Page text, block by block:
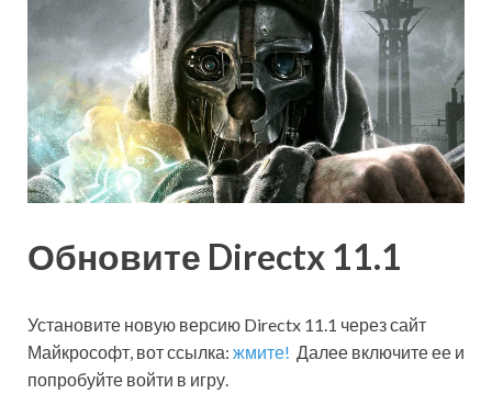
Обновите Directx 11.1
Установите новую версию Directx 11.1 через сайт
Майкрософт, вот ссылка: жмите! Далее включите ее и
попробуйте войти в игру.